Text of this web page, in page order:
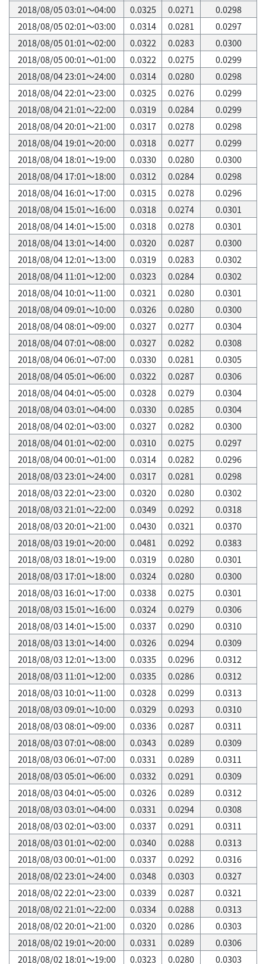
2018/08/05 03:01～04:00
0.0325 0.0271
0.0298
2018/08/05 02:01～03:00
0.0314 0.0281
0.0297
2018/08/05 01:01～02:00
0.0322 0.0283
0.0300
2018/08/05 00:01～01:00
0.0322 0.0275
0.0299
2018/08/04 23:01～24:00
0.0314 0.0280
0.0298
2018/08/04 22:01～23:00
0.0325 0.0276
0.0299
2018/08/04 21:01～22:00
0.0319 0.0284
0.0299
2018/08/04 20:01～21:00
0.0317 0.0278
0.0298
2018/08/04 19:01～20:00
0.0318 0.0277
0.0299
2018/08/04 18:01～19:00
0.0330 0.0280
0.0300
2018/08/04 17:01～18:00
0.0312 0.0284
0.0298
2018/08/04 16:01～17:00
0.0315 0.0278
0.0296
2018/08/04 15:01～16:00
0.0318 0.0274
0.0301
2018/08/04 14:01～15:00
0.0318 0.0278
0.0301
2018/08/04 13:01～14:00
0.0320 0.0287
0.0300
2018/08/04 12:01～13:00
0.0319 0.0283
0.0302
2018/08/04 11:01～12:00
0.0323 0.0284
0.0302
2018/08/04 10:01～11:00
0.0321 0.0280
0.0301
2018/08/04 09:01～10:00
0.0326 0.0280
0.0300
2018/08/04 08:01～09:00
0.0327 0.0277
0.0304
2018/08/04 07:01～08:00
0.0327 0.0282
0.0308
2018/08/04 06:01～07:00
0.0330 0.0281
0.0305
2018/08/04 05:01～06:00
0.0322 0.0287
0.0306
2018/08/04 04:01～05:00
0.0328 0.0279
0.0304
2018/08/04 03:01～04:00
0.0330 0.0285
0.0304
2018/08/04 02:01～03:00
0.0327 0.0282
0.0300
2018/08/04 01:01～02:00
0.0310 0.0275
0.0297
2018/08/04 00:01～01:00
0.0314 0.0282
0.0296
2018/08/03 23:01～24:00
0.0317 0.0281
0.0298
2018/08/03 22:01～23:00
0.0320 0.0280
0.0302
2018/08/03 21:01～22:00
0.0349 0.0292
0.0318
2018/08/03 20:01～21:00
0.0430 0.0321
0.0370
2018/08/03 19:01～20:00
0.0481 0.0292
0.0383
2018/08/03 18:01～19:00
0.0319 0.0280
0.0301
2018/08/03 17:01～18:00
0.0324 0.0280
0.0300
2018/08/03 16:01～17:00
0.0338 0.0275
0.0301
2018/08/03 15:01～16:00
0.0324 0.0279
0.0306
2018/08/03 14:01～15:00
0.0337 0.0290
0.0310
2018/08/03 13:01～14:00
0.0326 0.0294
0.0309
2018/08/03 12:01～13:00
0.0335 0.0296
0.0312
2018/08/03 11:01～12:00
0.0335 0.0286
0.0312
2018/08/03 10:01～11:00
0.0328 0.0299
0.0313
2018/08/03 09:01～10:00
0.0329 0.0293
0.0310
2018/08/03 08:01～09:00
0.0336 0.0287
0.0311
2018/08/03 07:01～08:00
0.0343 0.0289
0.0309
2018/08/03 06:01～07:00
0.0331 0.0289
0.0311
2018/08/03 05:01～06:00
0.0332 0.0291
0.0309
2018/08/03 04:01～05:00
0.0326 0.0289
0.0312
2018/08/03 03:01～04:00
0.0331 0.0294
0.0308
2018/08/03 02:01～03:00
0.0337 0.0291
0.0311
2018/08/03 01:01～02:00
0.0340 0.0288
0.0313
2018/08/03 00:01～01:00
0.0337 0.0292
0.0316
2018/08/02 23:01～24:00
0.0348 0.0303
0.0327
2018/08/02 22:01～23:00
0.0339 0.0287
0.0321
2018/08/02 21:01～22:00
0.0334 0.0288
0.0313
2018/08/02 20:01～21:00
0.0320 0.0286
0.0303
2018/08/02 19:01～20:00
0.0331 0.0289
0.0306
2018/08/02 18:01～19:00
0.0323 0.0280 0.0303